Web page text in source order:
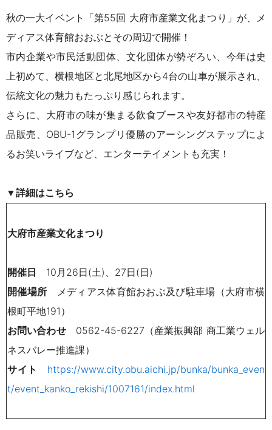
秋の一大イベント「第55回 大府市産業文化まつり」が、メ
ディアス体育館おおぶとその周辺で開催！
市内企業や市民活動団体、文化団体が勢ぞろい、今年は史
上初めて、横根地区と北尾地区から4台の山車が展示され、
伝統文化の魅力もたっぷり感じられます。
さらに、大府市の味が集まる飲食ブースや友好都市の特産
品販売、OBU-1グランプリ優勝のアーシングステップによ
るお笑いライブなど、エンターテイメントも充実！
▼詳細はこちら
大府市産業文化まつり
開催日 10月26日(土)、27日(日)
開催場所
メディアス体育館おおぶ及び駐車場（大府市横
根町平地191）
お問い合わせ
0562-45-6227（産業振興部 商工業ウェル
ネスバレー推進課）
サイト https://www.city.obu.aichi.jp/bunka/bunka_even
t/event_kanko_rekishi/1007161/index.html